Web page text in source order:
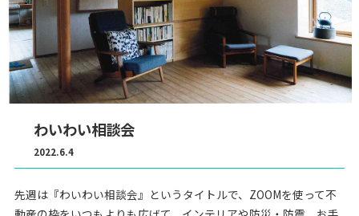
わいわい相談会
2022.6.4
先週は『わいわい相談会』というタイトルで、ZOOMを使って不